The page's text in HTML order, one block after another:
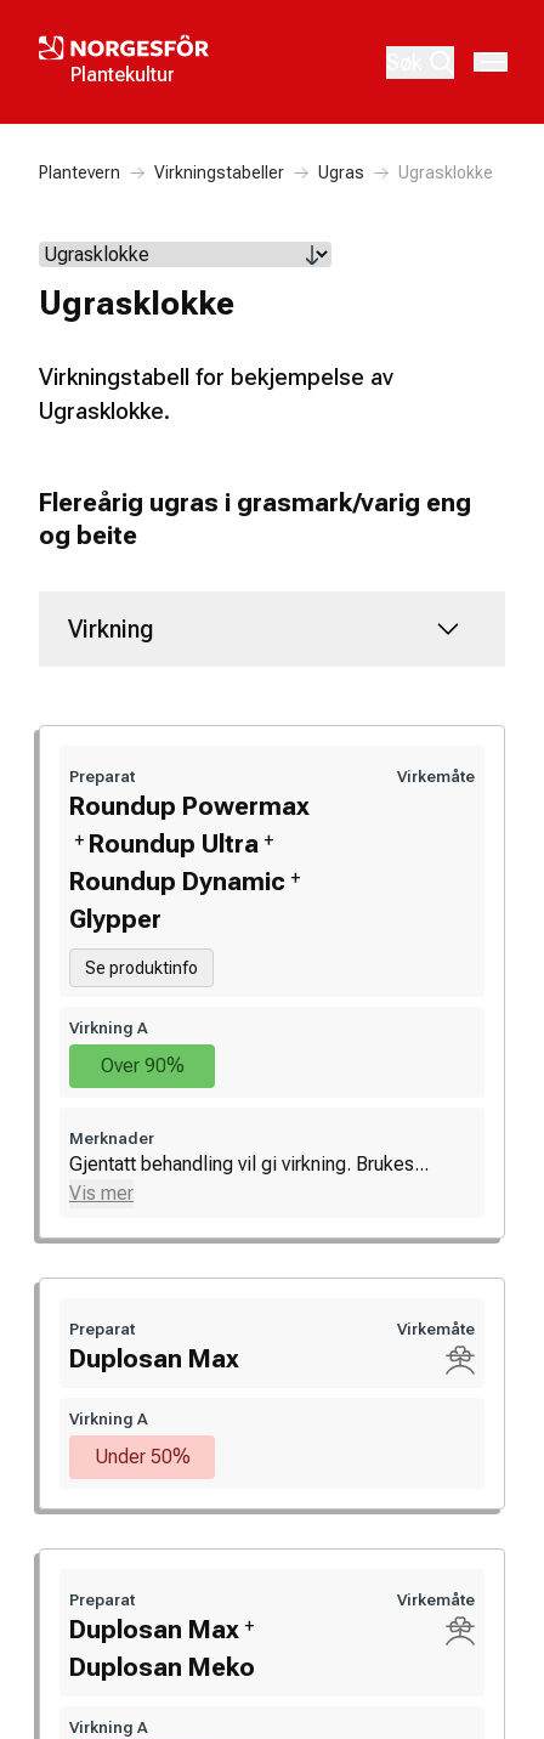
Plantekultur
Plantevern Virkningstabeller Ugras Ugrasklokke
Ugrasklokke
Virkningstabell for bekjempelse av
Ugrasklokke.
Flereårig ugras i grasmark/varig eng
og beite
Virkning
Preparat
Roundup Powermax
+ Roundup Ultra +
Roundup Dynamic +
Glypper
Se produktinfo
Virkemåte
Virkning A
Over 90%
Merknader
Gjentatt behandling vil gi virkning. Brukes...
Vis mer
Preparat
Duplosan Max
Virkemåte
Virkning A
Under 50%
Preparat
Duplosan Max +
Duplosan Meko
Virkemåte
Virkning A